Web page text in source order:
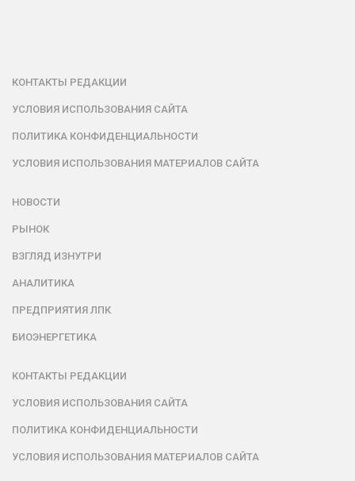
КОНТАКТЫ РЕДАКЦИИ
УСЛОВИЯ ИСПОЛЬЗОВАНИЯ САЙТА
ПОЛИТИКА КОНФИДЕНЦИАЛЬНОСТИ
УСЛОВИЯ ИСПОЛЬЗОВАНИЯ МАТЕРИАЛОВ САЙТА
НОВОСТИ
РЫНОК
ВЗГЛЯД ИЗНУТРИ
АНАЛИТИКА
ПРЕДПРИЯТИЯ ЛПК
БИОЭНЕРГЕТИКА
КОНТАКТЫ РЕДАКЦИИ
УСЛОВИЯ ИСПОЛЬЗОВАНИЯ САЙТА
ПОЛИТИКА КОНФИДЕНЦИАЛЬНОСТИ
УСЛОВИЯ ИСПОЛЬЗОВАНИЯ МАТЕРИАЛОВ САЙТА